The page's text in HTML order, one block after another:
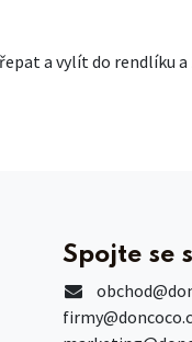
a vylít do rendlíku a
Spojte se
obchod